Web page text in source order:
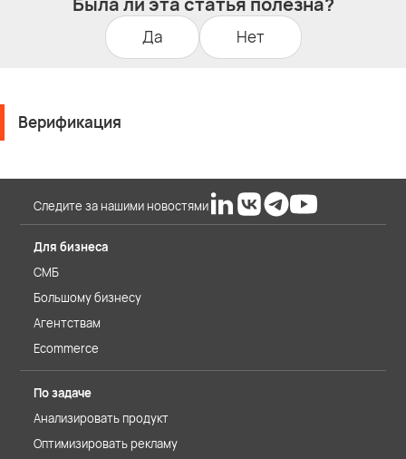
Да Нет
Верификация
Следите за нашими новостями
Для бизнеса
СМБ
Большому бизнесу
Агентствам
Ecommerce
По задаче
Анализировать продукт
Оптимизировать рекламу